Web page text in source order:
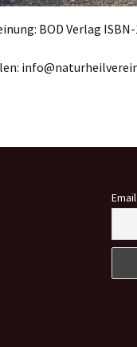
BOD Verlag
Email